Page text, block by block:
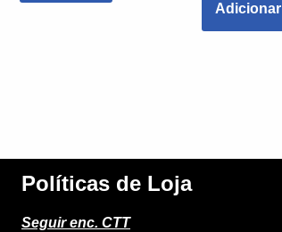
Adicionar
Políticas de Loja
Seguir enc. CTT